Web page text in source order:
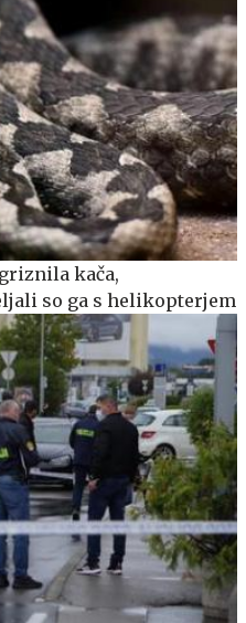
kača,
so ga s helikopterjem